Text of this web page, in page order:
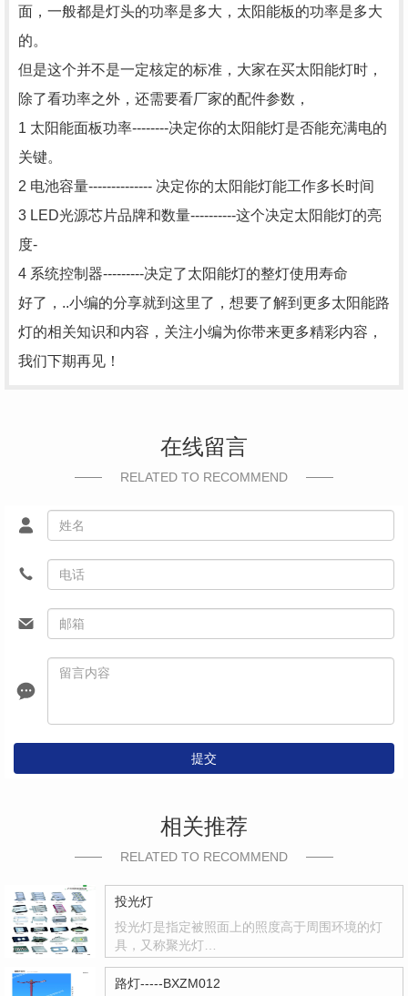
面，一般都是灯头的功率是多大，太阳能板的功率是多大
的。
但是这个并不是一定核定的标准，大家在买太阳能灯时，
除了看功率之外，还需要看厂家的配件参数，
1 太阳能面板功率--------决定你的太阳能灯是否能充满电的
关键。
2 电池容量-------------- 决定你的太阳能灯能工作多长时间
3 LED光源芯片品牌和数量----------这个决定太阳能灯的亮
度-
4 系统控制器---------决定了太阳能灯的整灯使用寿命
好了，..小编的分享就到这里了，想要了解到更多太阳能路
灯的相关知识和内容，关注小编为你带来更多精彩内容，
我们下期再见！
在线留言
RELATED TO RECOMMEND
提交
相关推荐
RELATED TO RECOMMEND
投光灯
投光灯是指定被照面上的照度高于周围环境的灯
具，又称聚光灯…
路灯-----BXZM012